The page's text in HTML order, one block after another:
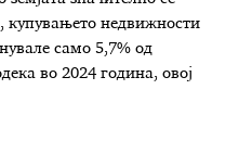
купувањето недвижности
само 5,7% од
во 2024 година, овој